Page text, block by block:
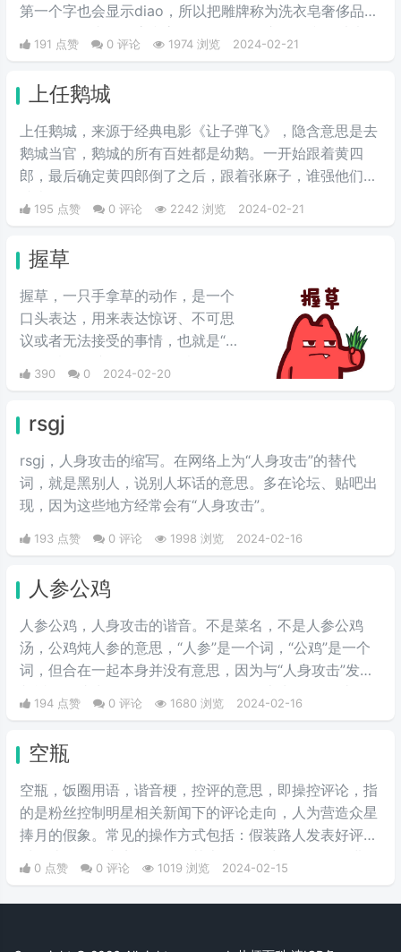
第一个字也会显示diao，所以把雕牌称为洗衣皂奢侈品品
牌，Dior一直是华贵和高雅的代名词，这是恶搞的叫法，
因为迪奥的拼音diao和雕相同，另外也讽刺迪奥的衣服越
191 点赞 0 评论 1974 浏览 2024-02-21
上任鹅城
上任鹅城，来‌‌‌‌‌‌‌‌‌源于经典电影《让子弹飞》，隐含意思是去
鹅城当官，鹅城的所有百姓都是幼鹅。一开始跟着黄四
郎，最后确定黄四郎倒了之后，跟着张麻子，谁强他们跟
195 点赞 0 评论 2242 浏览 2024-02-21
握草
握草，一只手拿草的动作，是一个
口头表达，用来表达惊讶、不可思
议或者无法接受的事情，也就是“无
390 0 2024-02-20
rsgj
rsgj，人身攻击的缩写。在网络上为“人身攻击”的替代
词，就是黑别人，说别人坏话的意思。多在论坛、贴吧出
现，因为这些地方经常会有“人身攻击”。
193 点赞 0 评论 1998 浏览 2024-02-16
人参公鸡
人参公鸡，人身攻击的谐音。不是菜名，不是人参公鸡
汤，公鸡炖人参的意思，“人参”是一个词，“公鸡”是一个
词，但合在一起本身并没有意思，因为与“人身攻击”发音
替代词，就是黑人，说别人坏话的意思。多在论坛、贴吧
194 点赞 0 评论 1680 浏览 2024-02-16
空瓶
空瓶，饭圈用语，谐音梗，控评的意思，即操控评论，指
的是粉丝控制明星相关新闻下的评论走向，人为营造众星
捧月的假象。常见的操作方式包括：假装路人发表好评，
举报。
0 点赞 0 评论 1019 浏览 2024-02-15